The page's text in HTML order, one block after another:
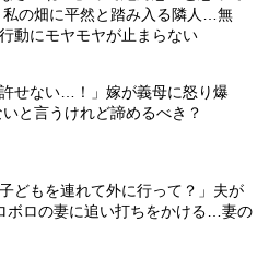
の畑に平然と踏み入る隣人…無
動にモヤモヤが止まらない
許せない…！」嫁が義母に怒り爆
と言うけれど諦めるべき？
どもを連れて外に行って？」夫が
ボロの妻に追い打ちをかける…妻の